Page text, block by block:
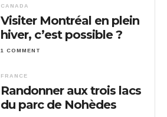
CANADA
Visiter Montréal en plein
hiver, c’est possible ?
1 COMMENT
FRANCE
Randonner aux trois lacs
du parc de Nohèdes